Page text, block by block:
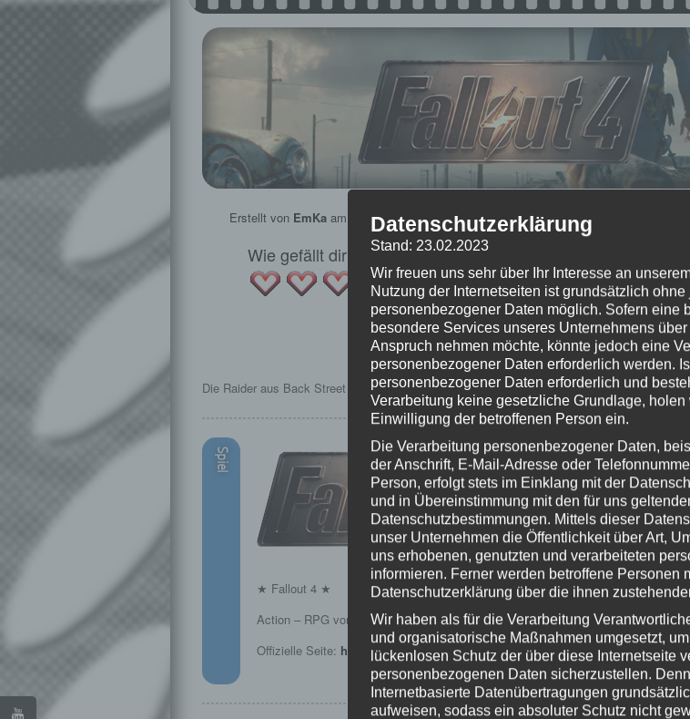
Erstellt von EmKa am 29. Dezember 2015um 19:05 Uhr – Kommentare:
Wie gefällt dir dieser Beitrag?
(Bisher keine Bewertungen)
★ Fallout 4 ★
Folge #022 – Back Street Apparel
Die Raider aus Back Street Apparel erhalten heute unseren unangekündigten Besuch.
Spiel
★ Fallout 4 ★
Action – RPG von Bethesda Game Studios
Offizielle Seite: https://www.fallout4.com/
Datenschutzerklärung
Stand: 23.02.2023
Wir freuen uns sehr über Ihr Interesse an
Nutzung der Internetseiten ist grundsätzlich
personenbezogener Daten möglich. Sofern eine
besondere Services unseres Unternehmens
Anspruch nehmen möchte, könnte jedoch eine
personenbezogener Daten erforderlich werden.
personenbezogener Daten erforderlich und
Verarbeitung keine gesetzliche Grundlage,
Einwilligung der betroffenen Person ein.
Die Verarbeitung personenbezogener Daten,
der Anschrift, E-Mail-Adresse oder
Person, erfolgt stets im Einklang mit der
und in Übereinstimmung mit den für uns
Datenschutzbestimmungen. Mittels dieser
unser Unternehmen die Öffentlichkeit über Art,
uns erhobenen, genutzten und verarbeiteten
informieren. Ferner werden betroffene Personen
Datenschutzerklärung über die ihnen
Wir haben als für die Verarbeitung
und organisatorische Maßnahmen umgesetzt,
lückenlosen Schutz der über diese Internetseite
personenbezogenen Daten sicherzustellen.
Internetbasierte Datenübertragungen
aufweisen, sodass ein absoluter Schutz nicht